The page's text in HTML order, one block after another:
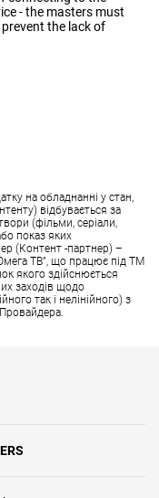
- the masters must
the lack of
на обладнанні у стан,
відбувається за
(фільми, серіали,
показ яких
(Контент -партнер) –
ТВ”, що працює під ТМ
якого здійснюється
заходів щодо
так і нелінійного) з